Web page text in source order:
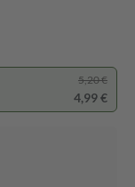
5,20 €
4,99 €